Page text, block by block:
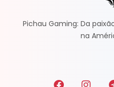
Pichau Gaming: Da
na